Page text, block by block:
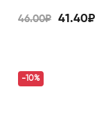
46.00₽ 41.40₽
-10%